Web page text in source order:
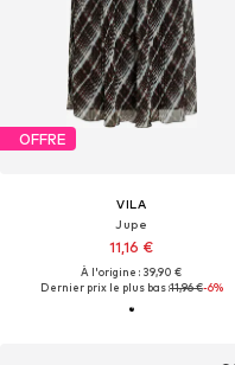
OFFRE
VILA
Jupe
11,16 €
À l'origine : 39,90 €
Dernier prix le plus bas :11,96 €-6%